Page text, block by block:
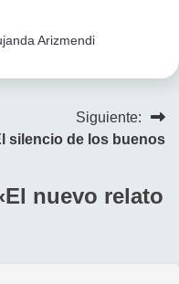
Arizmendi
Siguiente:
silencio de los buenos
El nuevo relato